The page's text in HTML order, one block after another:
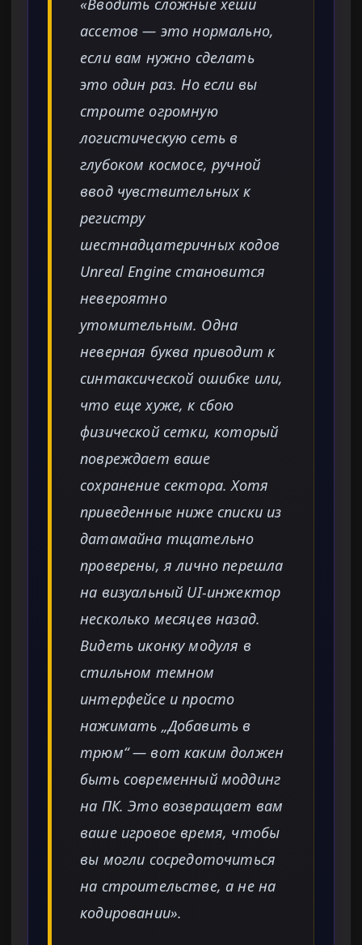
«Вводить сложные хеши
ассетов — это нормально,
если вам нужно сделать
это один раз. Но если вы
строите огромную
логистическую сеть в
глубоком космосе, ручной
ввод чувствительных к
регистру
шестнадцатеричных кодов
Unreal Engine становится
невероятно
утомительным. Одна
неверная буква приводит к
синтаксической ошибке или,
что еще хуже, к сбою
физической сетки, который
повреждает ваше
сохранение сектора. Хотя
приведенные ниже списки из
датамайна тщательно
проверены, я лично перешла
на визуальный UI-инжектор
несколько месяцев назад.
Видеть иконку модуля в
стильном темном
интерфейсе и просто
нажимать „Добавить в
трюм“ — вот каким должен
быть современный моддинг
на ПК. Это возвращает вам
ваше игровое время, чтобы
вы могли сосредоточиться
на строительстве, а не на
кодировании».